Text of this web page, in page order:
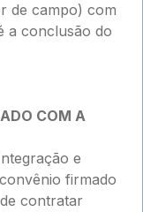
de campo) com
a conclusão do
COM A
e
firmado
contratar